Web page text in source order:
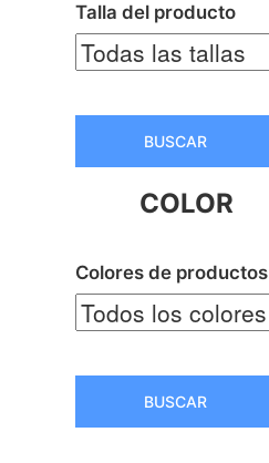
Talla del producto
BUSCAR
COLOR
Colores de productos
BUSCAR